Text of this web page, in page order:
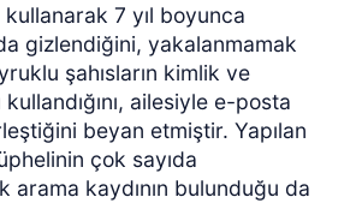
kullanarak 7 yıl boyunca
gizlendiğini, yakalanmamak
şahısların kimlik ve
kullandığını, ailesiyle e-posta
beyan etmiştir. Yapılan
çok sayıda
arama kaydının bulunduğu da